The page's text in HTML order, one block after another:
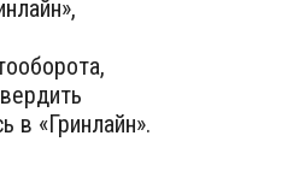
в «Гринлайн».